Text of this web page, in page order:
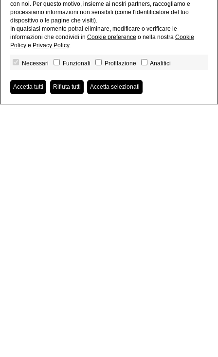
con noi. Per questo motivo, insieme ai nostri partners, raccogliamo e
processiamo informazioni non sensibili (come l'identificatore del tuo
dispositivo o le pagine che visiti).
In qualsiasi momento potrai eliminare, modificare o verificare le
informazioni che condividi in Cookie preference o nella nostra Cookie
Policy e Privacy Policy.
Necessari Funzionali Profilazione Analitici
Accetta tutti Rifiuta tutti Accetta selezionati